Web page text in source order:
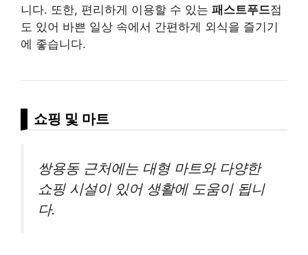
니다. 또한, 편리하게 이용할 수 있는 패스트푸드점
도 있어 바쁜 일상 속에서 간편하게 외식을 즐기기
에 좋습니다.
쇼핑 및 마트
쌍용동 근처에는 대형 마트와 다양한
쇼핑 시설이 있어 생활에 도움이 됩니
다.